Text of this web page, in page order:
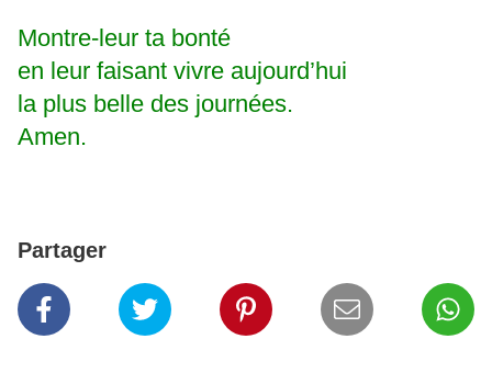
Montre-leur ta bonté
en leur faisant vivre aujourd’hui
la plus belle des journées.
Amen.
Partager